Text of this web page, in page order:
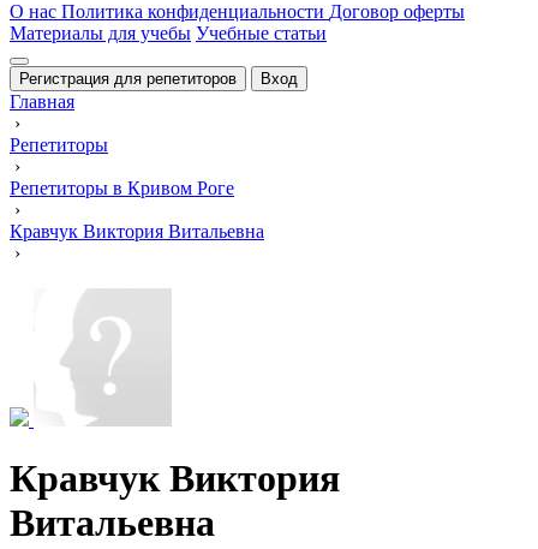
О нас Политика конфиденциальности Договор оферты
Материалы для учебы Учебные статьи
Регистрация для репетиторов Вход
Главная
›
Репетиторы
›
Репетиторы в Кривом Роге
›
Кравчук Виктория Витальевна
›
Кравчук Виктория
Витальевна